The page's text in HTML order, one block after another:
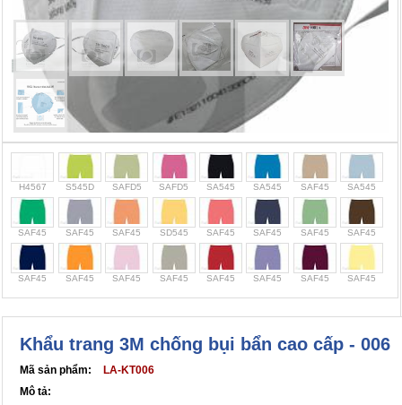
H4567 S545D SAFD5 SAFD5 SA545 SA545 SAF45 SA545
SAF45 SAF45 SAF45 SD545 SAF45 SAF45 SAF45 SAF45
SAF45 SAF45 SAF45 SAF45 SAF45 SAF45 SAF45 SAF45
Khẩu trang 3M chống bụi bẩn cao cấp - 006
Mã sản phẩm:
LA-KT006
Mô tả:
Cọc giao thông, rào chắn công trình
Bình chữa cháy, cứu hỏa
Chính sách bảo mật thông tin